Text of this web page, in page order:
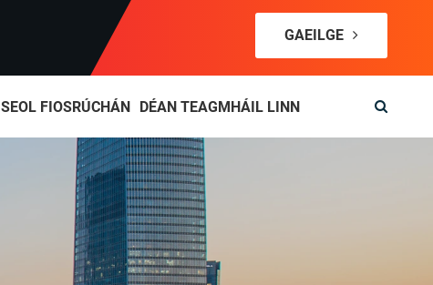
GAEILGE
SEOL FIOSRÚCHÁN DÉAN TEAGMHÁIL LINN